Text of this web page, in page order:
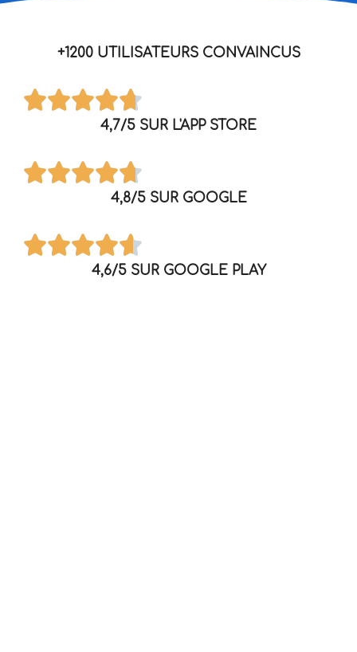
+1200 UTILISATEURS CONVAINCUS
4,7/5 SUR L'APP STORE
4,8/5 SUR GOOGLE
4,6/5 SUR GOOGLE PLAY